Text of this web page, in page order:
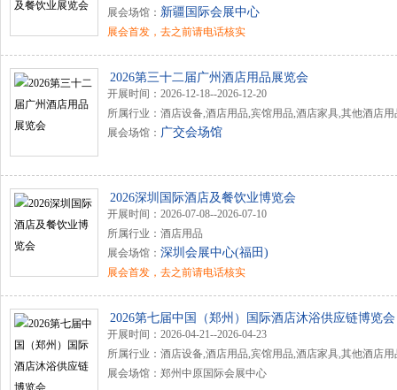
展会场馆： 新疆国际会展中心
展会首发，去之前请电话核实
2026第三十二届广州酒店用品展览会
开展时间：2026-12-18--2026-12-20
所属行业：酒店设备,酒店用品,宾馆用品,酒店家具,其他酒店用
展会场馆： 广交会场馆
2026深圳国际酒店及餐饮业博览会
开展时间：2026-07-08--2026-07-10
所属行业：酒店用品
展会场馆： 深圳会展中心(福田)
展会首发，去之前请电话核实
2026第七届中国（郑州）国际酒店沐浴供应链博览会
开展时间：2026-04-21--2026-04-23
所属行业：酒店设备,酒店用品,宾馆用品,酒店家具,其他酒店用
展会场馆：郑州中原国际会展中心